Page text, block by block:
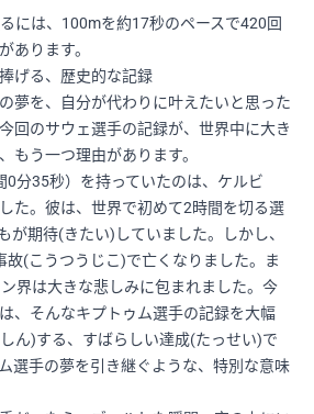
には、100mを約17秒のペースで420回
あります。
げる、歴史的な記録
夢を、自分が代わりに叶えたいと思った
回のサウェ選手の記録が、世界中に大き
もう一つ理由があります。
0分35秒）を持っていたのは、ケルビ
た。彼は、世界で初めて2時間を切る選
が期待(きたい)していました。しかし、
故(こうつうじこ)で亡くなりました。ま
界は大きな悲しみに包まれました。今
、そんなキプトゥム選手の記録を大幅
ん)する、すばらしい達成(たっせい)で
選手の夢を引き継ぐような、特別な意味